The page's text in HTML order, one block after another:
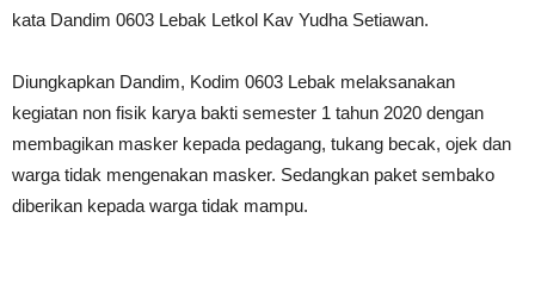
kata Dandim 0603 Lebak Letkol Kav Yudha Setiawan.
Diungkapkan Dandim, Kodim 0603 Lebak melaksanakan
kegiatan non fisik karya bakti semester 1 tahun 2020 dengan
membagikan masker kepada pedagang, tukang becak, ojek dan
warga tidak mengenakan masker. Sedangkan paket sembako
diberikan kepada warga tidak mampu.